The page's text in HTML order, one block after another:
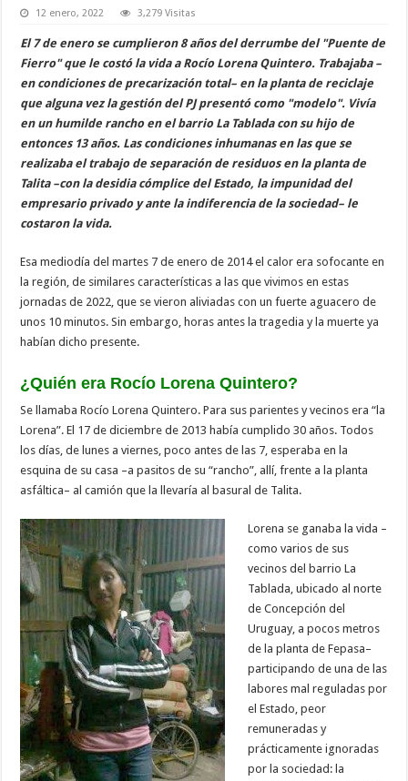
12 enero, 2022 3,279 Visitas
El 7 de enero se cumplieron 8 años del derrumbe del "Puente de
Fierro" que le costó la vida a Rocío Lorena Quintero. Trabajaba –
en condiciones de precarización total– en la planta de reciclaje
que alguna vez la gestión del PJ presentó como "modelo". Vivía
en un humilde rancho en el barrio La Tablada con su hijo de
entonces 13 años. Las condiciones inhumanas en las que se
realizaba el trabajo de separación de residuos en la planta de
Talita –con la desidia cómplice del Estado, la impunidad del
empresario privado y ante la indiferencia de la sociedad– le
costaron la vida.
Esa mediodía del martes 7 de enero de 2014 el calor era sofocante en
la región, de similares características a las que vivimos en estas
jornadas de 2022, que se vieron aliviadas con un fuerte aguacero de
unos 10 minutos. Sin embargo, horas antes la tragedia y la muerte ya
habían dicho presente.
¿Quién era Rocío Lorena Quintero?
Se llamaba Rocío Lorena Quintero. Para sus parientes y vecinos era “la
Lorena”. El 17 de diciembre de 2013 había cumplido 30 años. Todos
los días, de lunes a viernes, poco antes de las 7, esperaba en la
esquina de su casa –a pasitos de su “rancho”, allí, frente a la planta
asfáltica– al camión que la llevaría al basural de Talita.
Lorena se ganaba la vida –
como varios de sus
vecinos del barrio La
Tablada, ubicado al norte
de Concepción del
Uruguay, a pocos metros
de la planta de Fepasa–
participando de una de las
labores mal reguladas por
el Estado, peor
remuneradas y
prácticamente ignoradas
por la sociedad: la